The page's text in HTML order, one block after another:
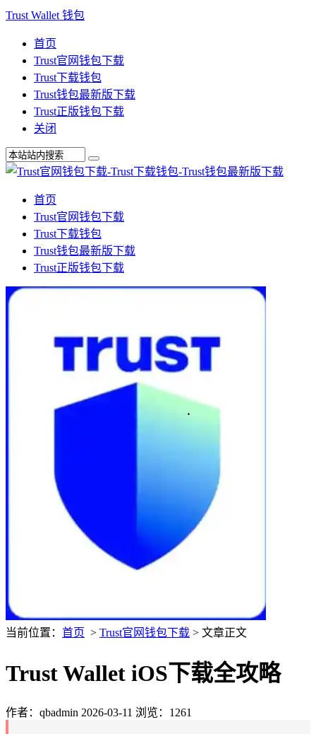
Trust Wallet 钱包
首页
Trust官网钱包下载
Trust下载钱包
Trust钱包最新版下载
Trust正版钱包下载
关闭
首页
Trust官网钱包下载
Trust下载钱包
Trust钱包最新版下载
Trust正版钱包下载
当前位置： 首页 > Trust官网钱包下载 > 文章正文
Trust Wallet iOS下载全攻略
作者：qbadmin 2026-03-11 浏览：1261